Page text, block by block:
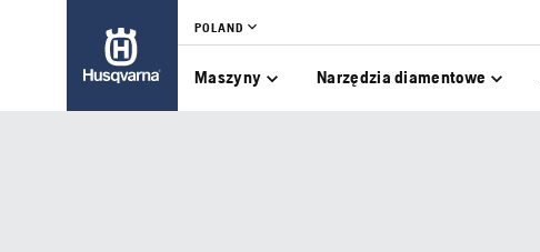
POLAND
Maszyny Narzędzia diamentowe